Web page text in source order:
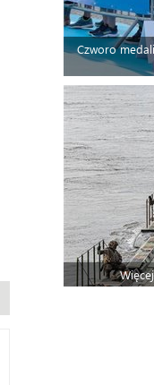
Czworo